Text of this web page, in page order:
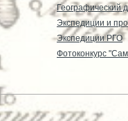
Географический
Экспедиции и
Экспедиции РГО
Фотоконкурс